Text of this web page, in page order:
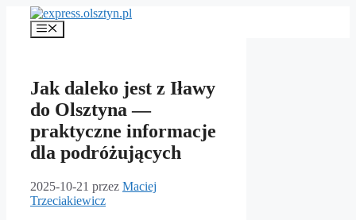
Przejdź
treści
Menu
Jak daleko jest z Iławy
do Olsztyna —
praktyczne informacje
dla podróżujących
2025-10-21 przez Maciej
Trzeciakiewicz